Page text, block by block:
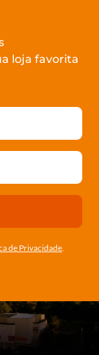
loja favorita
de Privacidade.